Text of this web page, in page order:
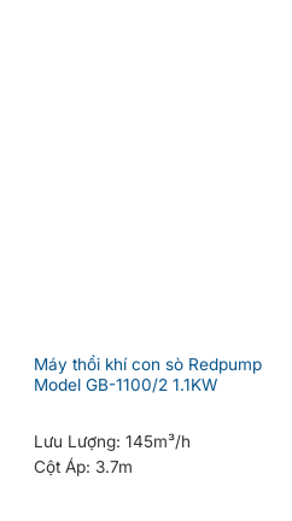
Máy thổi khí con sò Redpump
Model GB-1100/2 1.1KW
Lưu Lượng: 145m³/h
Cột Áp: 3.7m